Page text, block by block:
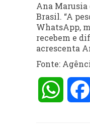
Ana
Brasil. “A
WhatsApp,
recebem e
acrescenta
Fonte: